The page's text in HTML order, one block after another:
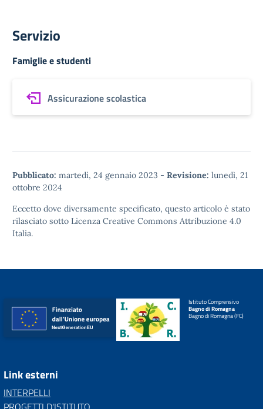
Servizio
Famiglie e studenti
Assicurazione scolastica
Pubblicato: martedì, 24 gennaio 2023 - Revisione: lunedì, 21
ottobre 2024
Eccetto dove diversamente specificato, questo articolo è stato
rilasciato sotto Licenza Creative Commons Attribuzione 4.0
Italia.
Istituto Comprensivo
Bagno di Romagna
Bagno di Romagna (FC)
Link esterni
INTERPELLI